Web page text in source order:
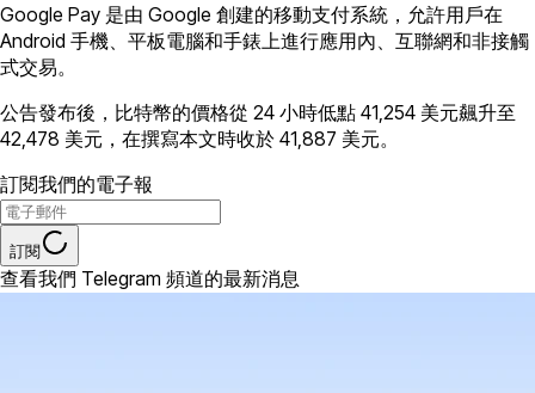
Google Pay 是由 Google 創建的移動支付系統，允許用戶在
Android 手機、平板電腦和手錶上進行應用內、互聯網和非接觸
式交易。
公告發布後，比特幣的價格從 24 小時低點 41,254 美元飆升至
42,478 美元，在撰寫本文時收於 41,887 美元。
訂閱我們的電子報
訂閱
查看我們 Telegram 頻道的最新消息